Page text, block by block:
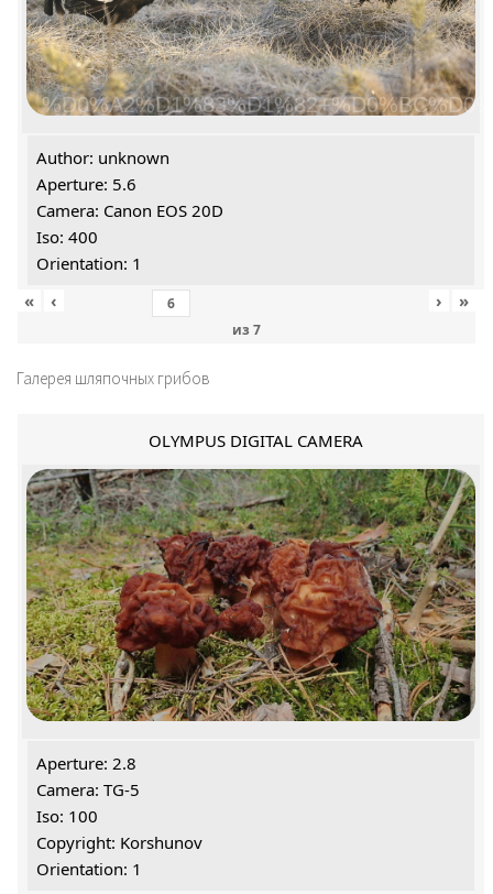
Author: unknown
Aperture: 5.6
Camera: Canon EOS 20D
Iso: 400
Orientation: 1
«
‹
из 7
› »
Галерея шляпочных грибов
OLYMPUS DIGITAL CAMERA
Aperture: 2.8
Camera: TG-5
Iso: 100
Copyright: Korshunov
Orientation: 1